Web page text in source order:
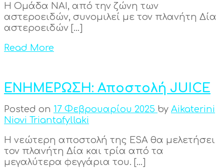
Η Ομάδα ΝΑΙ, από την ζώνη των
αστεροειδών, συνομιλεί με τον πλανήτη Δία
αστεροειδών […]
Read More
ΕΝΗΜΕΡΩΣΗ: Αποστολή JUICE
Posted on 17 Φεβρουαρίου 2025 by Aikaterini
Niovi Triantafyllaki
Η νεώτερη αποστολή της ESA θα μελετήσει
τον πλανήτη Δία και τρία από τα
μεγαλύτερα φεγγάρια του. […]